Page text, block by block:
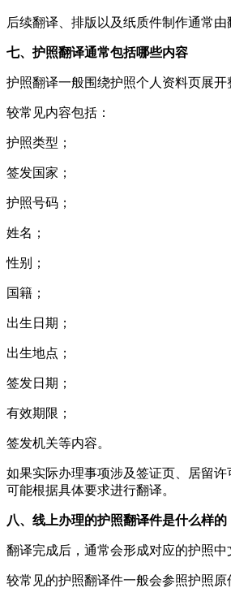
后续翻译、排版以及纸质件制作通常由
七、护照翻译通常包括哪些内容
护照翻译一般围绕护照个人资料页展开
较常见内容包括：
护照类型；
签发国家；
护照号码；
姓名；
性别；
国籍；
出生日期；
出生地点；
签发日期；
有效期限；
签发机关等内容。
如果实际办理事项涉及签证页、居留
可能根据具体要求进行翻译。
八、线上办理的护照翻译件是什么样的
翻译完成后，通常会形成对应的护照中
较常见的护照翻译件一般会参照护照原